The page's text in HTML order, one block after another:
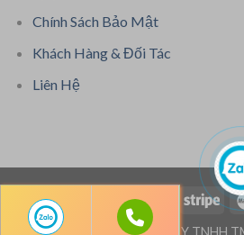
Chính Sách Bảo Mật
Khách Hàng & Đối Tác
Liên Hệ
Bản quyền thuộc: CÔNG TY TNHH